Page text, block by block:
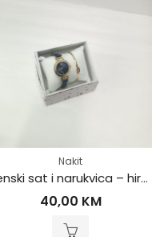
Nakit
Ženski sat i narukvica – hirurški čelik
40,00 KM